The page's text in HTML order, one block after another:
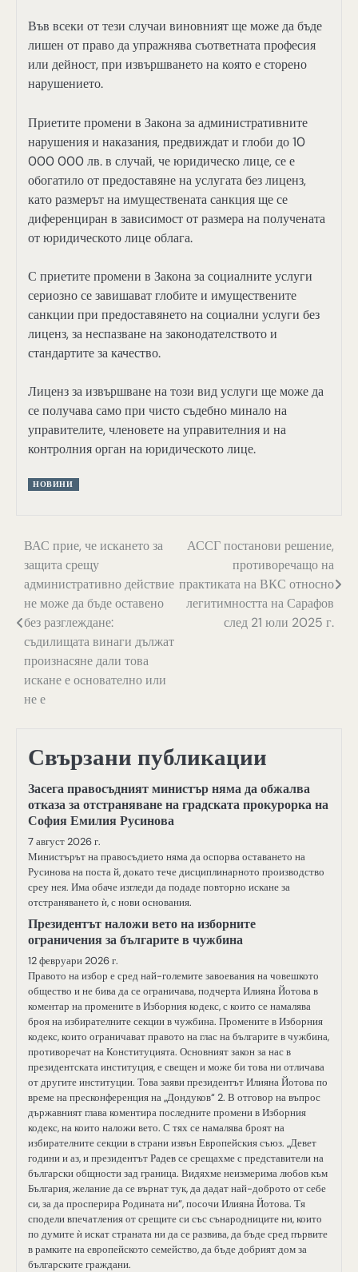
Във всеки от тези случаи виновният ще може да бъде
лишен от право да упражнява съответната професия
или дейност, при извършването на която е сторено
нарушението.
Приетите промени в Закона за административните
нарушения и наказания, предвиждат и глоби до 10
000 000 лв. в случай, че юридическо лице, се е
обогатило от предоставяне на услугата без лиценз,
като размерът на имуществената санкция ще се
диференциран в зависимост от размера на получената
от юридическото лице облага.
С приетите промени в Закона за социалните услуги
сериозно се завишават глобите и имуществените
санкции при предоставянето на социални услуги без
лиценз, за неспазване на законодателството и
стандартите за качество.
Лиценз за извършване на този вид услуги ще може да
се получава само при чисто съдебно минало на
управителите, членовете на управителния и на
контролния орган на юридическото лице.
НОВИНИ
Навигация
ВАС прие, че искането за
защита срещу
административно действие
не може да бъде оставено
без разглеждане:
съдилищата винаги дължат
произнасяне дали това
искане е основателно или
не е
АССГ постанови решение,
противоречащо на
практиката на ВКС относно
легитимността на Сарафов
след 21 юли 2025 г.
Свързани публикации
Засега правосъдният министър няма да обжалва
отказа за отстраняване на градската прокурорка на
София Емилия Русинова
7 август 2026 г.
Министърът на правосъдието няма да оспорва оставането на
Русинова на поста й, докато тече дисциплинарното производство
среу нея. Има обаче изгледи да подаде повторно искане за
отстраняването ѝ, с нови основания.
Президентът наложи вето на изборните
ограничения за българите в чужбина
12 февруари 2026 г.
Правото на избор е сред най-големите завоевания на човешкото
общество и не бива да се ограничава, подчерта Илияна Йотова в
коментар на промените в Изборния кодекс, с които се намалява
броя на избирателните секции в чужбина. Промените в Изборния
кодекс, които ограничават правото на глас на българите в чужбина,
противоречат на Конституцията. Основният закон за нас в
президентската институция, е свещен и може би това ни отличава
от другите институции. Това заяви президентът Илияна Йотова по
време на пресконференция на „Дондуков“ 2. В отговор на въпрос
държавният глава коментира последните промени в Изборния
кодекс, на които наложи вето. С тях се намалява броят на
избирателните секции в страни извън Европейския съюз. „Девет
години и аз, и президентът Радев се срещахме с представители на
български общности зад граница. Видяхме неизмерима любов към
България, желание да се върнат тук, да дадат най-доброто от себе
си, за да просперира Родината ни“, посочи Илияна Йотова. Тя
сподели впечатления от срещите си със сънародниците ни, които
по думите ѝ искат страната ни да се развива, да бъде сред първите
в рамките на европейското семейство, да бъде добрият дом за
българските граждани.